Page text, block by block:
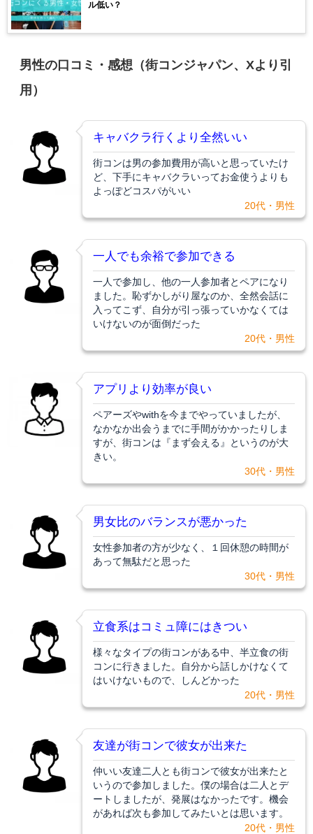
ル低い？
男性の口コミ・感想（街コンジャパン、Xより引
用）
キャバクラ行くより全然いい
街コンは男の参加費用が高いと思っていたけ
ど、下手にキャバクラいってお金使うよりも
よっぽどコスパがいい
20代・男性
一人でも余裕で参加できる
一人で参加し、他の一人参加者とペアになり
ました。恥ずかしがり屋なのか、全然会話に
入ってこず、自分が引っ張っていかなくては
いけないのが面倒だった
20代・男性
アプリより効率が良い
ペアーズやwithを今までやっていましたが、
なかなか出会うまでに手間がかかったりしま
すが、街コンは『まず会える』というのが大
きい。
30代・男性
男女比のバランスが悪かった
女性参加者の方が少なく、１回休憩の時間が
あって無駄だと思った
30代・男性
立食系はコミュ障にはきつい
様々なタイプの街コンがある中、半立食の街
コンに行きました。自分から話しかけなくて
はいけないもので、しんどかった
20代・男性
友達が街コンで彼女が出来た
仲いい友達二人とも街コンで彼女が出来たと
いうので参加しました。僕の場合は二人とデ
ートしましたが、発展はなかったです。機会
があれば次も参加してみたいとは思います。
20代・男性